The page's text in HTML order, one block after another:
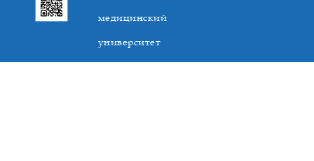
медицинский
университет